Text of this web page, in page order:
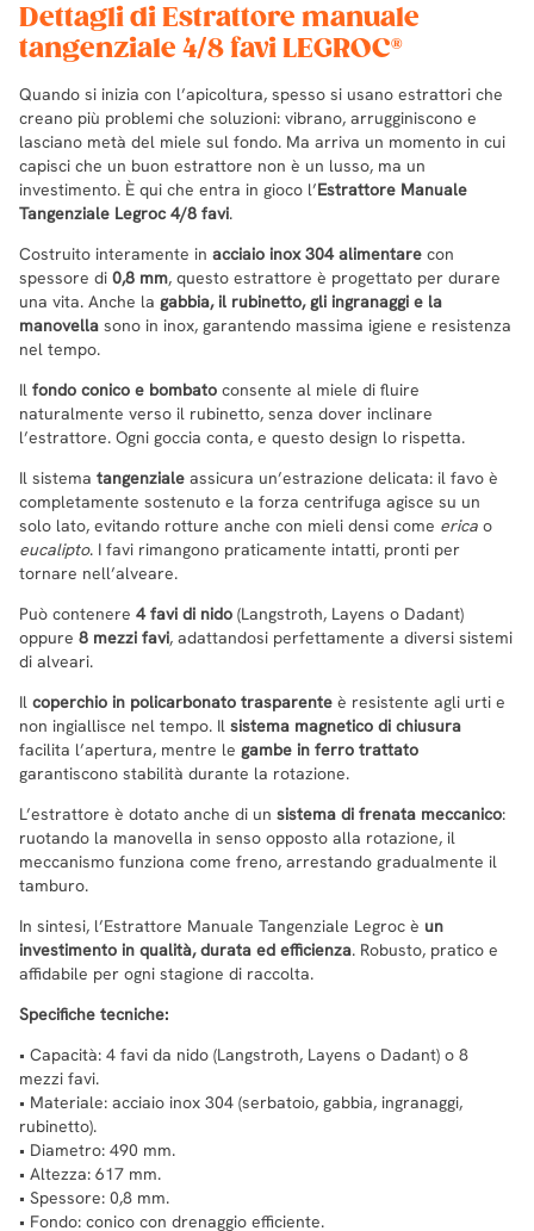
Dettagli di Estrattore manuale
tangenziale 4/8 favi LEGROC®
Quando si inizia con l’apicoltura, spesso si usano estrattori che
creano più problemi che soluzioni: vibrano, arrugginiscono e
lasciano metà del miele sul fondo. Ma arriva un momento in cui
capisci che un buon estrattore non è un lusso, ma un
investimento. È qui che entra in gioco l’Estrattore Manuale
Tangenziale Legroc 4/8 favi.
Costruito interamente in acciaio inox 304 alimentare con
spessore di 0,8 mm, questo estrattore è progettato per durare
una vita. Anche la gabbia, il rubinetto, gli ingranaggi e la
manovella sono in inox, garantendo massima igiene e resistenza
nel tempo.
Il fondo conico e bombato consente al miele di fluire
naturalmente verso il rubinetto, senza dover inclinare
l’estrattore. Ogni goccia conta, e questo design lo rispetta.
Il sistema tangenziale assicura un’estrazione delicata: il favo è
completamente sostenuto e la forza centrifuga agisce su un
solo lato, evitando rotture anche con mieli densi come erica o
eucalipto. I favi rimangono praticamente intatti, pronti per
tornare nell’alveare.
Può contenere 4 favi di nido (Langstroth, Layens o Dadant)
oppure 8 mezzi favi, adattandosi perfettamente a diversi sistemi
di alveari.
Il coperchio in policarbonato trasparente è resistente agli urti e
non ingiallisce nel tempo. Il sistema magnetico di chiusura
facilita l’apertura, mentre le gambe in ferro trattato
garantiscono stabilità durante la rotazione.
L’estrattore è dotato anche di un sistema di frenata meccanico:
ruotando la manovella in senso opposto alla rotazione, il
meccanismo funziona come freno, arrestando gradualmente il
tamburo.
In sintesi, l’Estrattore Manuale Tangenziale Legroc è un
investimento in qualità, durata ed efficienza. Robusto, pratico e
affidabile per ogni stagione di raccolta.
Specifiche tecniche:
• Capacità: 4 favi da nido (Langstroth, Layens o Dadant) o 8
mezzi favi.
• Materiale: acciaio inox 304 (serbatoio, gabbia, ingranaggi,
rubinetto).
• Diametro: 490 mm.
• Altezza: 617 mm.
• Spessore: 0,8 mm.
• Fondo: conico con drenaggio efficiente.